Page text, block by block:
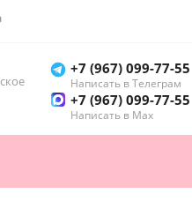
+7 (967) 099-77-55
Написать в Телеграм
+7 (967) 099-77-55
Написать в Мах